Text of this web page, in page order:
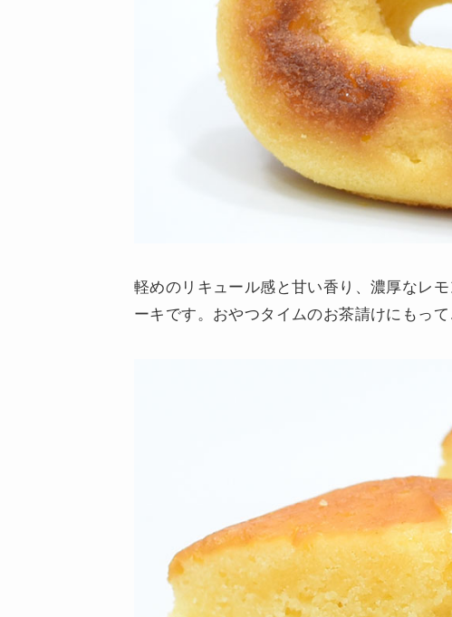
軽めのリキュール感と甘い香り、濃厚なレ
ーキです。おやつタイムのお茶請けにもって